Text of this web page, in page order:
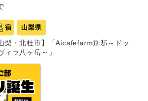
宿 山梨県
山梨・北杜市】「Aicafefarm別邸～ドッ
ィラ八ヶ岳～」
あり